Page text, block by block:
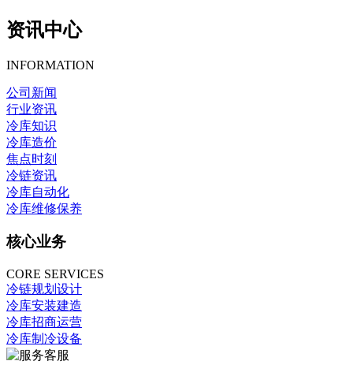
资讯中心
INFORMATION
公司新闻
行业资讯
冷库知识
冷库造价
焦点时刻
冷链资讯
冷库自动化
冷库维修保养
核心业务
CORE SERVICES
冷链规划设计
冷库安装建造
冷库招商运营
冷库制冷设备